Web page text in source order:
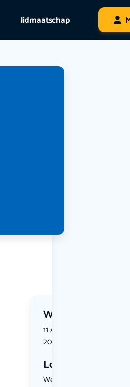
lidmaatschap
Wanneer?
11 August 2026 | 18:00 tot
2026 | 20:00
Locatie
Westerplei...